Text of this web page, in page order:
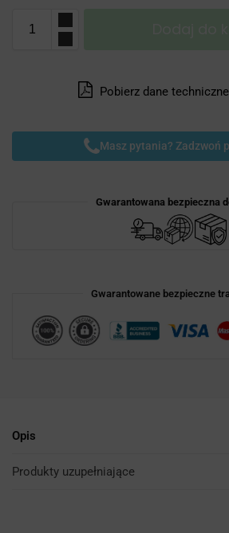
Pobierz dane
Masz pytania? Zadzwoń
Gwarantowana bezpieczna
Gwarantowane bezpieczne
Opis
Produkty uzupełniające